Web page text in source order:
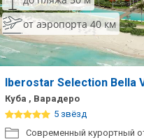
от аэропорта 40 км
Iberostar Selection Bella
Куба , Варадеро
5 звёзд
Современный курортный
Сетевые отели Вьетнама
Сетевые отели Мальдив
Сетевые отели Бали
Сетевые отели Сейшел
Сетевые отели Маврикия